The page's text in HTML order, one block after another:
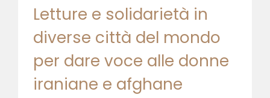
Letture e solidarietà in
diverse città del mondo
per dare voce alle donne
iraniane e afghane